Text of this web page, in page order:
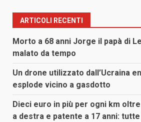
ARTICOLI RECENTI
Morto a 68 anni Jorge il papà di
malato da tempo
Un drone utilizzato dall’Ucraina
esplode vicino a gasdotto
Dieci euro in più per ogni km
a destra e patente a 17 anni: tutte